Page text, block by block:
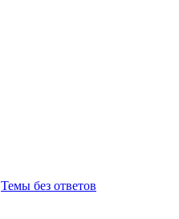
Темы без ответов